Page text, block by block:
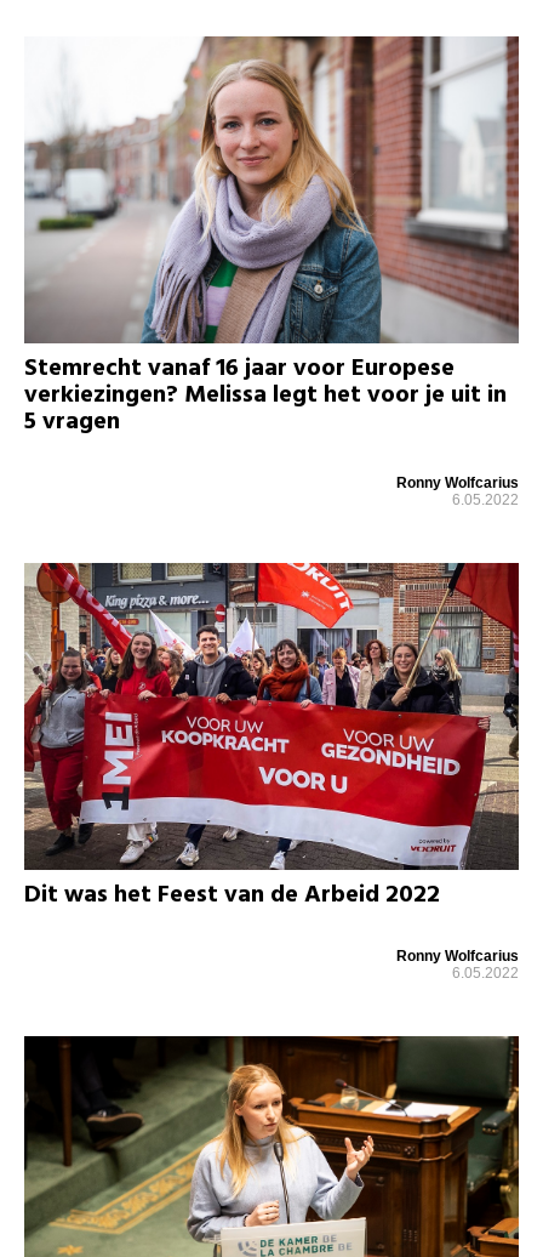
Stemrecht vanaf 16 jaar voor Europese
verkiezingen? Melissa legt het voor je uit in
5 vragen
Ronny Wolfcarius
6.05.2022
Dit was het Feest van de Arbeid 2022
Ronny Wolfcarius
6.05.2022